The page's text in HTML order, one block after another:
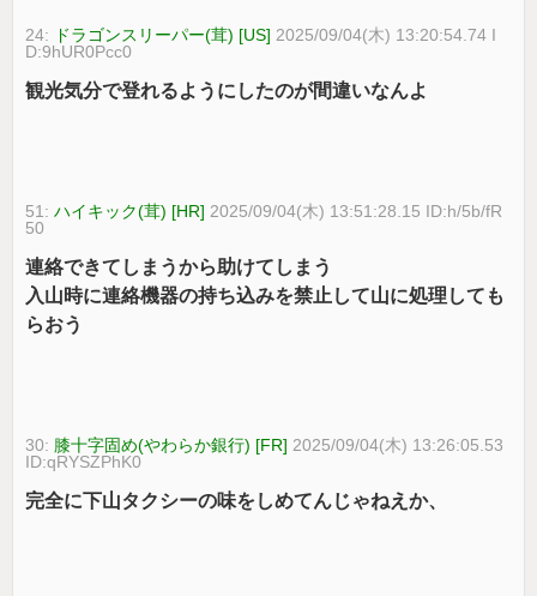
24: ドラゴンスリーパー(茸) [US] 2025/09/04(木) 13:20:54.74 I
D:9hUR0Pcc0
観光気分で登れるようにしたのが間違いなんよ
51:ハイキック(茸) [HR] 2025/09/04(木) 13:51:28.15 ID:h/5b/fR
50
連絡できてしまうから助けてしまう
入山時に連絡機器の持ち込みを禁止して山に処理しても
らおう
30: 膝十字固め(やわらか銀行) [FR] 2025/09/04(木) 13:26:05.53
ID:qRYSZPhK0
完全に下山タクシーの味をしめてんじゃねえか、